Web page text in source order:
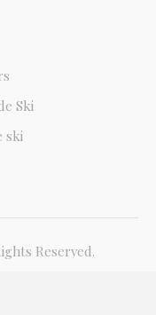
Ski
ski
Reserved.